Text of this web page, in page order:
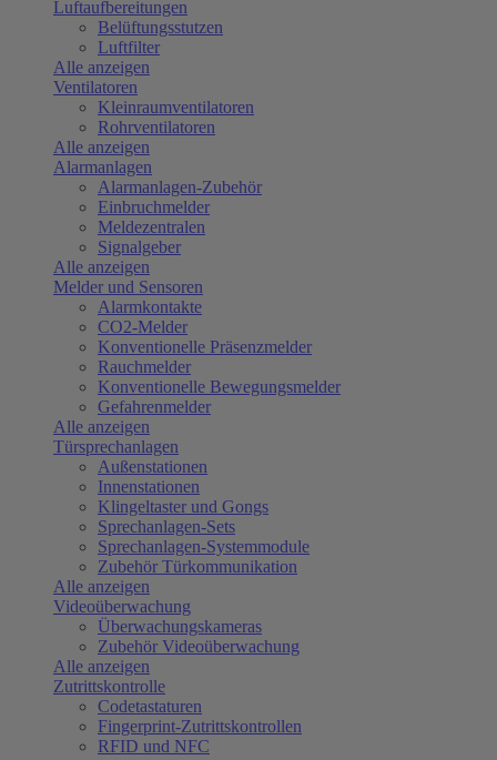
Luftaufbereitungen
Belüftungsstutzen
Luftfilter
Alle anzeigen
Ventilatoren
Kleinraumventilatoren
Rohrventilatoren
Alle anzeigen
Alarmanlagen
Alarmanlagen-Zubehör
Einbruchmelder
Meldezentralen
Signalgeber
Alle anzeigen
Melder und Sensoren
Alarmkontakte
CO2-Melder
Konventionelle Präsenzmelder
Rauchmelder
Konventionelle Bewegungsmelder
Gefahrenmelder
Alle anzeigen
Türsprechanlagen
Außenstationen
Innenstationen
Klingeltaster und Gongs
Sprechanlagen-Sets
Sprechanlagen-Systemmodule
Zubehör Türkommunikation
Alle anzeigen
Videoüberwachung
Überwachungskameras
Zubehör Videoüberwachung
Alle anzeigen
Zutrittskontrolle
Codetastaturen
Fingerprint-Zutrittskontrollen
RFID und NFC